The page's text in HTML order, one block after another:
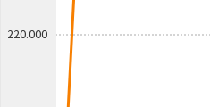
220.000